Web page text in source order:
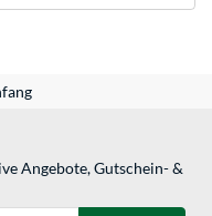
Angebote, Gutschein- &